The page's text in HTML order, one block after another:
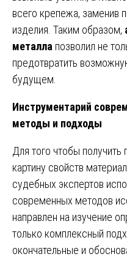
всего крепежа, заменив
изделия. Таким образом,
металла позволил не
предотвратить
будущем.
Инструментарий
методы и подходы
Для того чтобы
картину свойств
судебных экспертов
современных методов
направлен на изучение
только комплексный
окончательные и